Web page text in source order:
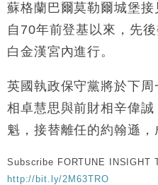
10:57
財經｜美商務部擬擴
25%
18:15
本地｜新世界K11 9
17:40
財經｜本港6月零售
16:33
50%
蘇格蘭巴爾莫勒爾城堡
自70年前登基以來，先
白金漢宮內進行。
英國執政保守黨將於下
相卓慧思與前財相辛偉
魁，接替離任的約翰遜，
Subscribe FORTUNE INSIGHT
http://bit.ly/2M63TRO